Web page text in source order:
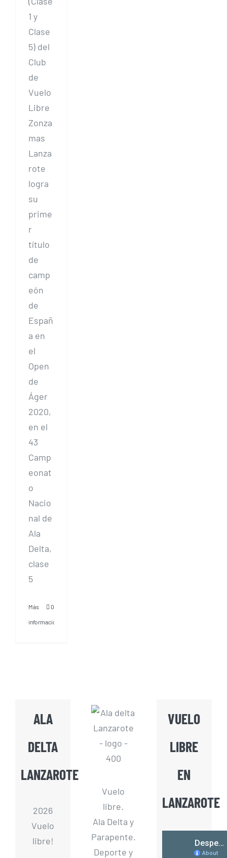
1 y
Clase
5) del
Club
de
Vuelo
Libre
Zonza
mas
Lanza
rote
logra
su
prime
r
título
de
camp
eón
de
Españ
a en
el
Open
de
Áger
2020,
en el
43
Camp
eonat
o
Nacio
nal de
Ala
Delta,
clase
5
Más
información
0
ALA
DELTA
LANZAROTE
2026
Vuelo
libre!
Vuelo
libre.
Ala Delta y
Parapente.
Deporte y
VUELO
LIBRE
EN
LANZAROTE